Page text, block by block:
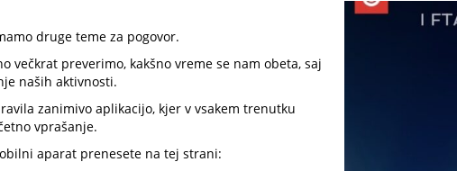
druge teme za pogovor.
večkrat preverimo, kakšno vreme se nam obeta, saj
naših aktivnosti.
zanimivo aplikacijo, kjer v vsakem trenutku
vprašanje.
aparat prenesete na tej strani: